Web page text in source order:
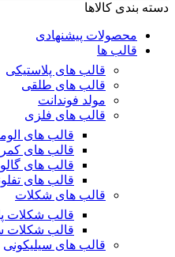
دسته بندی کالاها
محصولات پیشنهادی
قالب ها
قالب های پلاستیکی
قالب های طلقی
مولد فوندانت
قالب های فلزی
قالب های
قالب های
قالب های
قالب های
قالب های شکلات
قالب شکلات
قالب شکلات
قالب های سیلیکونی